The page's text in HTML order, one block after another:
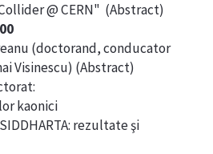
@ CERN" (Abstract)
(doctorand, conducator
Visinescu) (Abstract)
kaonici
rezultate şi